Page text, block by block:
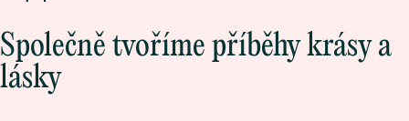
Společně tvoříme příběhy krásy a
lásky